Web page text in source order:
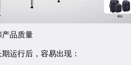
产品质量
运行后，容易出现：